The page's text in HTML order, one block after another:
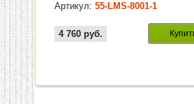
Артикул:55-LMS-8001-1
4 760 руб.